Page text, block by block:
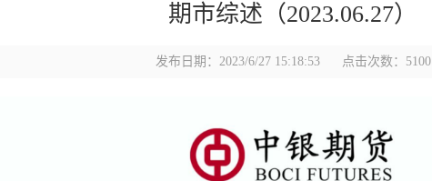
期市综述（2023.06.27）
发布日期：2023/6/27 15:18:53 点击次数：5100